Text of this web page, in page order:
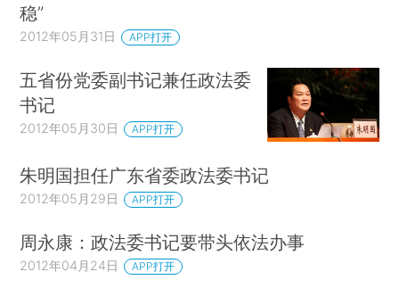
稳”
2012年05月31日 APP打开
五省份党委副书记兼任政法委
书记
2012年05月30日 APP打开
朱明国担任广东省委政法委书记
2012年05月29日 APP打开
周永康：政法委书记要带头依法办事
2012年04月24日 APP打开